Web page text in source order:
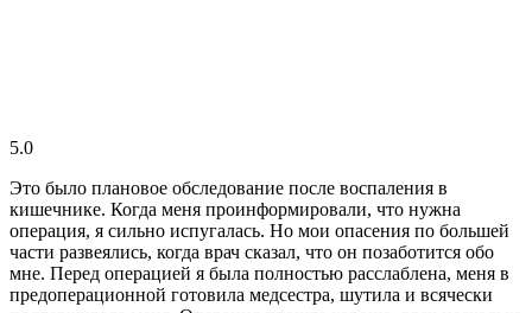
5.0
Это было плановое обследование после воспаления в
кишечнике. Когда меня проинформировали, что нужна
операция, я сильно испугалась. Но мои опасения по большей
части развеялись, когда врач сказал, что он позаботится обо
мне. Перед операцией я была полностью расслаблена, меня в
предоперационной готовила медсестра, шутила и всячески